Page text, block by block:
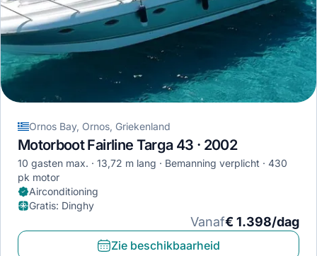
Ornos Bay, Ornos, Griekenland
Motorboot Fairline Targa 43 · 2002
10 gasten max. 13,72 m lang Bemanning verplicht
430
pk motor
Airconditioning
Gratis: Dinghy
Vanaf€ 1.398/dag
Zie beschikbaarheid